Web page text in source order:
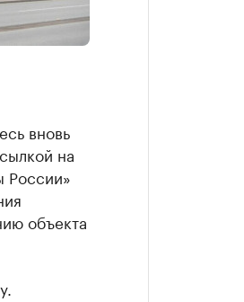
вновь
на
России»
объекта